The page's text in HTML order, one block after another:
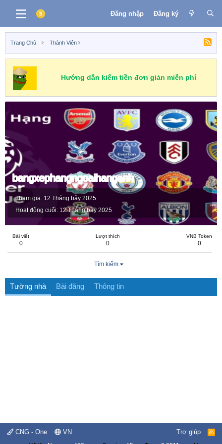
Đăng nhập Đăng ký
Trang Chủ Thành Viên
Hướng dẫn kiếm tiền đơn giản miễn phí
bangxephangngoaihanganh
Tham gia 12 Tháng bảy 2025
Hoạt động cuối 12 Tháng bảy 2025
Bài viết
0
Lượt thích
0
VNB Token
0
Tìm kiếm
Tường nhà Bài đăng Thông tin
CNG - One VN Trợ giúp
R